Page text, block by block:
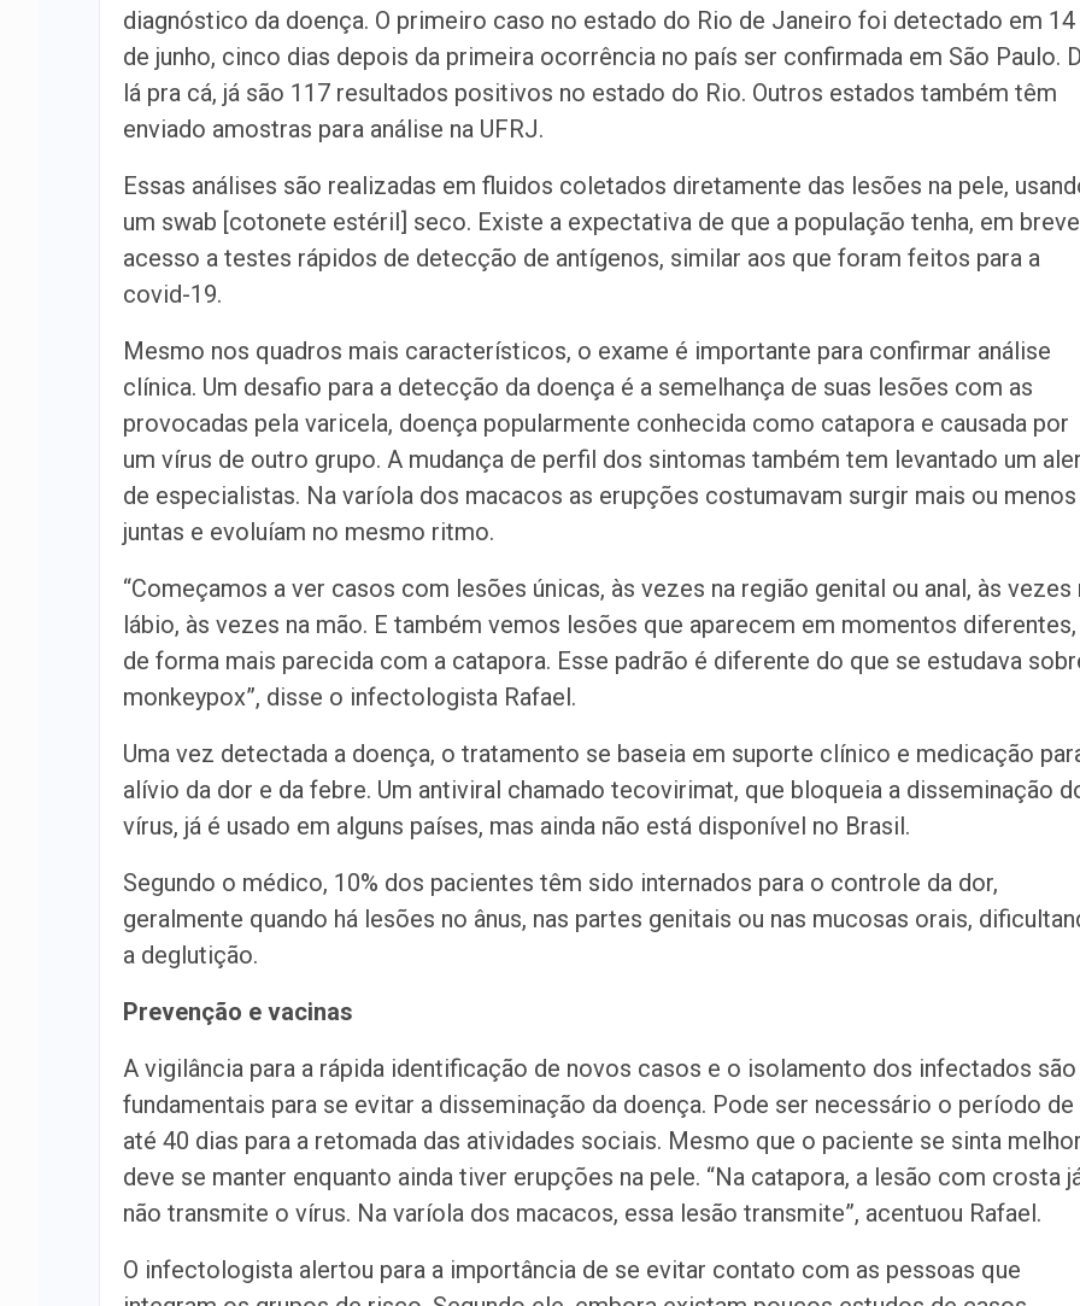
diagnóstico da doença. O primeiro caso no estado do Rio de Janeiro foi detectado em 14
de junho, cinco dias depois da primeira ocorrência no país ser confirmada em São Paulo.
lá pra cá, já são 117 resultados positivos no estado do Rio. Outros estados também têm
enviado amostras para análise na UFRJ.
Essas análises são realizadas em fluidos coletados diretamente das lesões na pele,
um swab [cotonete estéril] seco. Existe a expectativa de que a população tenha, em
acesso a testes rápidos de detecção de antígenos, similar aos que foram feitos para a
covid-19.
Mesmo nos quadros mais característicos, o exame é importante para confirmar análise
clínica. Um desafio para a detecção da doença é a semelhança de suas lesões com as
provocadas pela varicela, doença popularmente conhecida como catapora e causada por
um vírus de outro grupo. A mudança de perfil dos sintomas também tem levantado um
de especialistas. Na varíola dos macacos as erupções costumavam surgir mais ou menos
juntas e evoluíam no mesmo ritmo.
“Começamos a ver casos com lesões únicas, às vezes na região genital ou anal, às vezes
lábio, às vezes na mão. E também vemos lesões que aparecem em momentos diferentes,
de forma mais parecida com a catapora. Esse padrão é diferente do que se estudava
monkeypox”, disse o infectologista Rafael.
Uma vez detectada a doença, o tratamento se baseia em suporte clínico e medicação
alívio da dor e da febre. Um antiviral chamado tecovirimat, que bloqueia a disseminação
vírus, já é usado em alguns países, mas ainda não está disponível no Brasil.
Segundo o médico, 10% dos pacientes têm sido internados para o controle da dor,
geralmente quando há lesões no ânus, nas partes genitais ou nas mucosas orais,
a deglutição.
Prevenção e vacinas
A vigilância para a rápida identificação de novos casos e o isolamento dos infectados são
fundamentais para se evitar a disseminação da doença. Pode ser necessário o período de
até 40 dias para a retomada das atividades sociais. Mesmo que o paciente se sinta
deve se manter enquanto ainda tiver erupções na pele. “Na catapora, a lesão com crosta
não transmite o vírus. Na varíola dos macacos, essa lesão transmite”, acentuou Rafael.
O infectologista alertou para a importância de se evitar contato com as pessoas que